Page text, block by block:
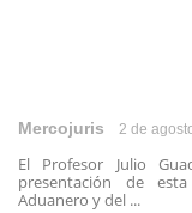
Mercojuris 2 de
El Profesor Julio
presentación de
Aduanero y del ...